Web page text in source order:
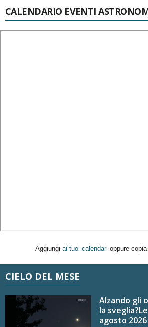
CALENDARIO EVENTI
Aggiungi ai tuoi calendari oppure copia
CIELO DEL MESE
Alzando gli
la
agosto 2026